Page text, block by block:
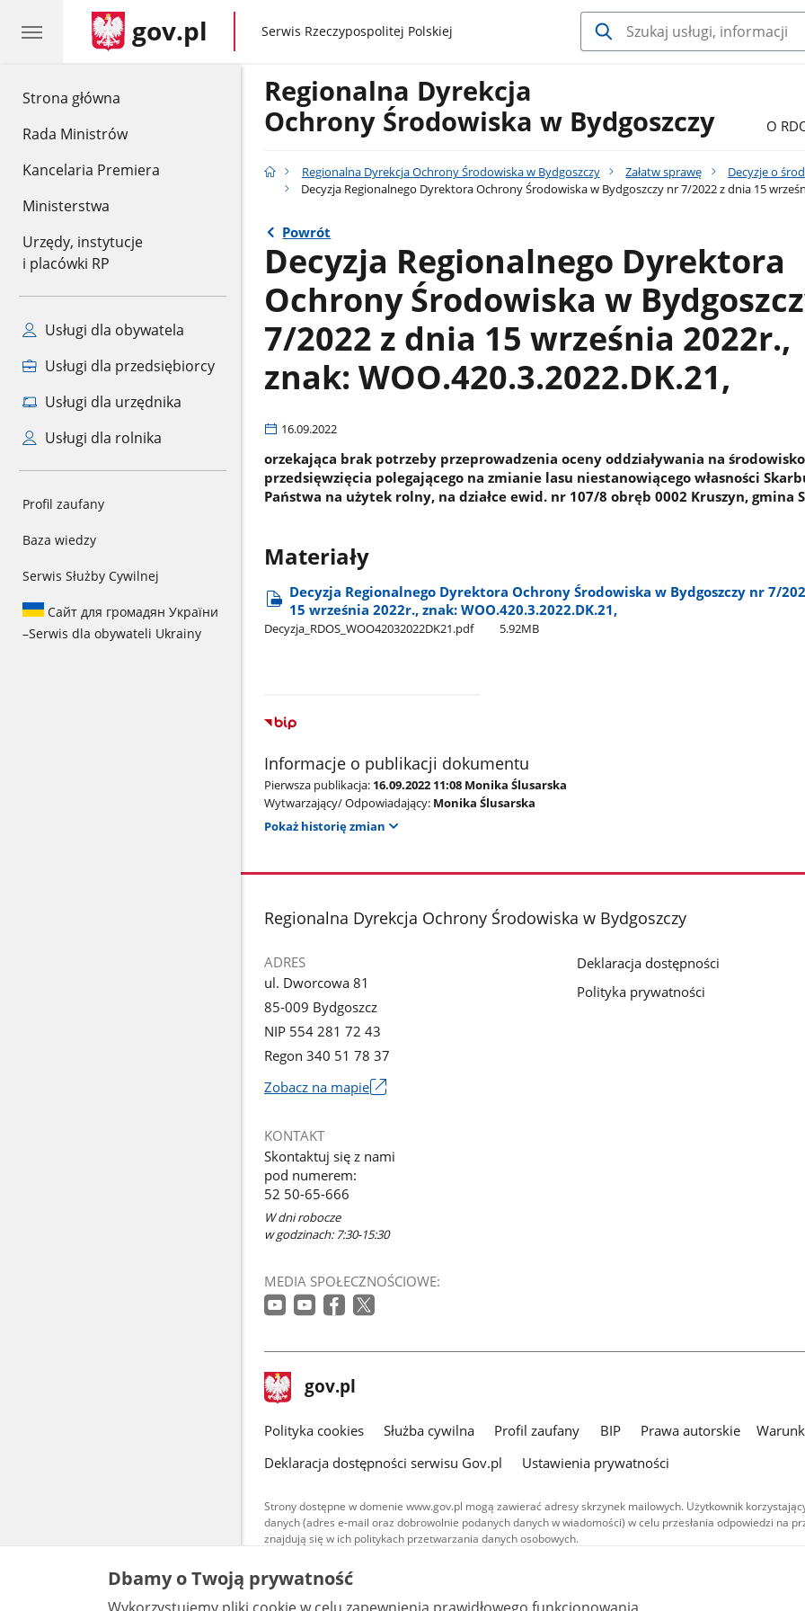
Strona główna
Rada Ministrów
Kancelaria Premiera
Ministerstwa
Urzędy, instytucje
i placówki RP
Usługi dla obywatela
Usługi dla przedsiębiorcy
Usługi dla urzędnika
Usługi dla rolnika
Profil zaufany
Baza wiedzy
Serwis Służby Cywilnej
Сайт для громадян України
–Serwis dla obywateli Ukrainy
gov.pl gov.pl
Serwis Rzeczypospolitej Polskiej
Regionalna Dyrekcja
Ochrony Środowiska w Bydgoszczy
O
Regionalna Dyrekcja Ochrony Środowiska w Bydgoszczy Załatw sprawę
Decyzje o
Decyzja Regionalnego Dyrektora Ochrony Środowiska w Bydgoszczy nr 7/2022 z dnia 15
Powrót
Decyzja Regionalnego Dyrektora
Ochrony Środowiska w
7/2022 z dnia 15 września 2022r.,
znak: WOO.420.3.2022.DK.21,
16.09.2022
orzekająca brak potrzeby przeprowadzenia oceny oddziaływania na
przedsięwzięcia polegającego na zmianie lasu niestanowiącego własności
Państwa na użytek rolny, na działce ewid. nr 107/8 obręb 0002 Kruszyn, gmina
Materiały
Decyzja Regionalnego Dyrektora Ochrony Środowiska w Bydgoszczy nr 7/
15 września 2022r., znak: WOO.420.3.2022.DK.21,
Decyzja​_RDOS​_WOO42032022DK21.pdf 5.92MB
Informacje o publikacji dokumentu
Pierwsza publikacja: 16.09.2022 11:08 Monika Ślusarska
Wytwarzający/ Odpowiadający: Monika Ślusarska
Pokaż historię zmian
stopka
Regionalna Dyrekcja Ochrony Środowiska w Bydgoszczy
ADRES
ul. Dworcowa 81
85-009 Bydgoszcz
NIP 554 281 72 43
Regon 340 51 78 37
Zobacz na mapie
się
w
nowym
oknie
KONTAKT
Skontaktuj się z nami
pod numerem:
52 50-65-666
W dni robocze
w godzinach: 7:30-15:30
MEDIA SPOŁECZNOŚCIOWE:
Deklaracja dostępności
Polityka prywatności
stopka
gov.pl Strona
gov.pl
gov.pl
Polityka cookies Służba cywilna Profil zaufany BIP Prawa autorskie
Deklaracja dostępności serwisu Gov.pl
Ustawienia prywatności
Strony dostępne w domenie www.gov.pl mogą zawierać adresy skrzynek mailowych. Użytkownik
danych (adres e-mail oraz dobrowolnie podanych danych w wiadomości) w celu przesłania odpowiedzi na
znajdują się w ich politykach przetwarzania danych osobowych.
Treści tekstowe publikowane w serwisie (z wyłączeniem treści audiowizualnych), są
udostępniane na licencji typu Creative Commons: uznanie autorstwa - na tych samych
warunkach 4.0 (CC BY-SA 4.0). Materiały audiowizualne, w tym zdjęcia, materiały audio i wideo,
Dbamy o Twoją prywatność